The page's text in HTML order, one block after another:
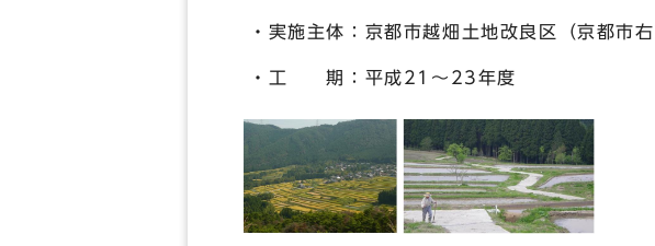
・実施主体：京都市越畑土地改良区（京都市
・工 期：平成21～23年度